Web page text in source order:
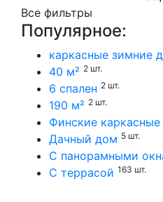
Все фильтры
Популярное:
каркасные зимние
40 м² 2 шт.
6 спален 2 шт.
190 м² 2 шт.
Финские
Дачный дом 5 шт.
С панорамными
С террасой 163 шт.